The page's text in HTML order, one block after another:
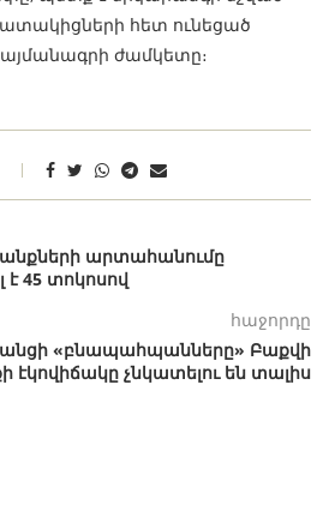
հետ ունեցած
ժամկետը։
արտահանումը
45 տոկոսով
հաջորդը
«բնապահպանները» Բաքվի
էկովիճակը չնկատելու են տալիս